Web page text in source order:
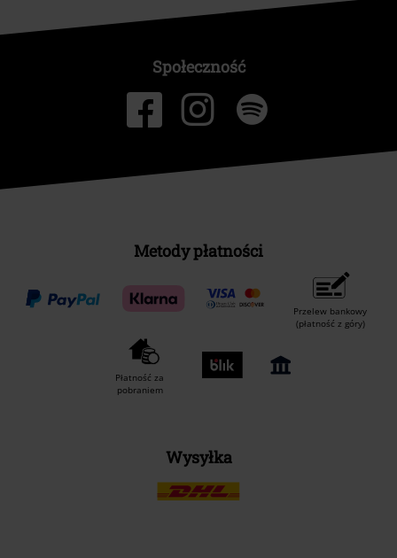
Społeczność
Metody płatności
Przelew bankowy
(płatność z góry)
Płatność za
pobraniem
Wysyłka